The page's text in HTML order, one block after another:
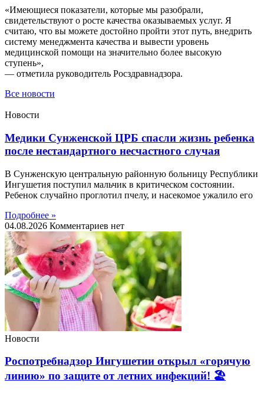
«Имеющиеся показатели, которые мы разобрали,
свидетельствуют о росте качества оказываемых услуг. Я
считаю, что вы можете достойно пройти этот путь, внедрить
систему менеджмента качества и вывести уровень
медицинской помощи на значительно более высокую
ступень»,
— отметила руководитель Росздравнадзора.
Все новости
Новости
Медики Сунженской ЦРБ спасли жизнь ребенка
после нестандартного несчастного случая
В Сунженскую центральную районную больницу Республики
Ингушетия поступил мальчик в критическом состоянии.
Ребенок случайно проглотил пчелу, и насекомое ужалило его
Подробнее »
04.08.2026 Комментариев нет
Новости
Роспотребнадзор Ингушетии открыл «горячую
линию» по защите от летних инфекций! 🏖